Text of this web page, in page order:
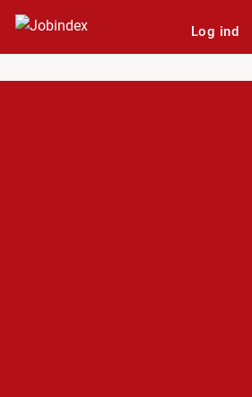
Log ind